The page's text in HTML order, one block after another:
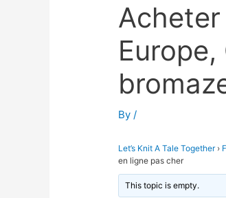
By/
Let’s Knit A Tale Together ›
en ligne pas cher
This topic is empty.